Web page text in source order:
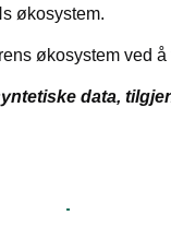
økosystem.
økosystem ved
data,